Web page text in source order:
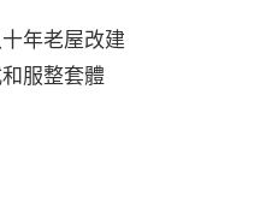
年老屋改建
服整套體